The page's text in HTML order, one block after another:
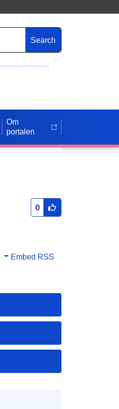
Search
Om
portalen
0
Embed RSS